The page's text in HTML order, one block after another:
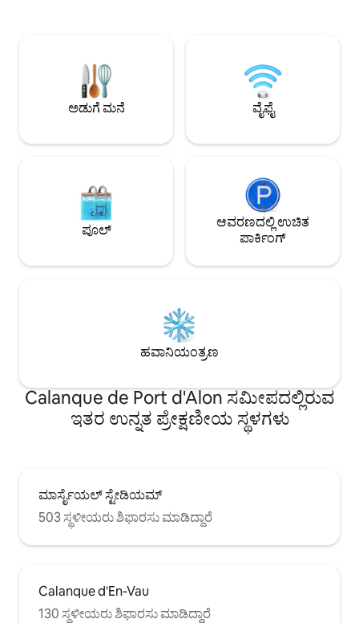
ಸರ್ಫಿಂಗ್, ಯೋಗ, ವೈನ್, ಕಲೆ... ಆದರೆ ಪ್ರಾಮಾಣಿಕ
ಸ್ವಾಗತದ ಕಲ್ಪನೆಯನ್ನು ಸಹ ಇಷ್ಟಪಡುತ್ತೇವೆ. ಒಂದು
ಹೆಜ್ಜೆ ಇರಿಸಿ, ಬನ್ನಿ
“Rêves Bleus 2”
1.” ಅದನ್ನು ಪರಿಶೀಲಿಸಿ
ಅಡುಗೆ ಮನೆ ವೈಫೈ
ಪೂಲ್
ಆವರಣದಲ್ಲಿ ಉಚಿತ
ಪಾರ್ಕಿಂಗ್
ಹವಾನಿಯಂತ್ರಣ
Calanque de Port d'Alon ಸಮೀಪದಲ್ಲಿರುವ
ಇತರ ಉನ್ನತ ಪ್ರೇಕ್ಷಣೀಯ ಸ್ಥಳಗಳು
ಮಾರ್ಸೈಯಲ್ ಸ್ಟೇಡಿಯಮ್
503 ಸ್ಥಳೀಯರು ಶಿಫಾರಸು ಮಾಡಿದ್ದಾರೆ
Calanque d'En-Vau
130 ಸ್ಥಳೀಯರು ಶಿಫಾರಸು ಮಾಡಿದ್ದಾರೆ